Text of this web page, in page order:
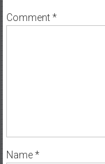
Comment*
Name*